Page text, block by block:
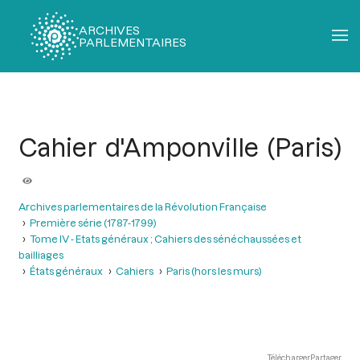
ARCHIVES
PARLEMENTAIRES
Cahier d'Amponville (Paris)
Archives parlementaires de la Révolution Française
Première série (1787-1799)
Tome IV - Etats généraux ; Cahiers des sénéchaussées et
bailliages
États généraux
Cahiers Paris (hors les murs)
TéléchargerPartager